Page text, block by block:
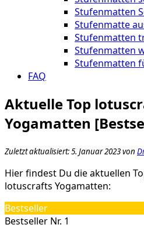
Stufenmatten
Stufenmatte
Stufenmatten
Stufenmatten
Stufenmatten
FAQ
Aktuelle Top
Yogamatten
Zuletzt aktualisiert: 5. Januar 2023 von
Hier findest Du die aktuellen
lotuscrafts Yogamatten:
Bestseller
Bestseller Nr. 1